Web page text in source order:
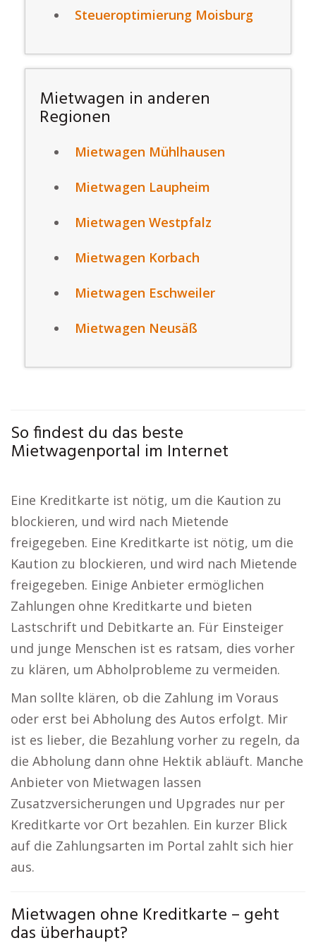
Steueroptimierung Moisburg
Mietwagen in anderen
Regionen
Mietwagen Mühlhausen
Mietwagen Laupheim
Mietwagen Westpfalz
Mietwagen Korbach
Mietwagen Eschweiler
Mietwagen Neusäß
So findest du das beste
Mietwagenportal im Internet
Eine Kreditkarte ist nötig, um die Kaution zu
blockieren, und wird nach Mietende
freigegeben. Eine Kreditkarte ist nötig, um die
Kaution zu blockieren, und wird nach Mietende
freigegeben. Einige Anbieter ermöglichen
Zahlungen ohne Kreditkarte und bieten
Lastschrift und Debitkarte an. Für Einsteiger
und junge Menschen ist es ratsam, dies vorher
zu klären, um Abholprobleme zu vermeiden.
Man sollte klären, ob die Zahlung im Voraus
oder erst bei Abholung des Autos erfolgt. Mir
ist es lieber, die Bezahlung vorher zu regeln, da
die Abholung dann ohne Hektik abläuft. Manche
Anbieter von Mietwagen lassen
Zusatzversicherungen und Upgrades nur per
Kreditkarte vor Ort bezahlen. Ein kurzer Blick
auf die Zahlungsarten im Portal zahlt sich hier
aus.
Mietwagen ohne Kreditkarte – geht
das überhaupt?